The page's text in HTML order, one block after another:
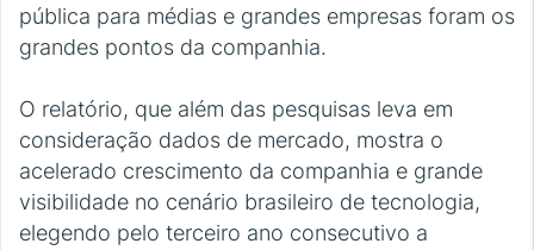
pública para médias e grandes empresas foram os
grandes pontos da companhia.
O relatório, que além das pesquisas leva em
consideração dados de mercado, mostra o
acelerado crescimento da companhia e grande
visibilidade no cenário brasileiro de tecnologia,
elegendo pelo terceiro ano consecutivo a